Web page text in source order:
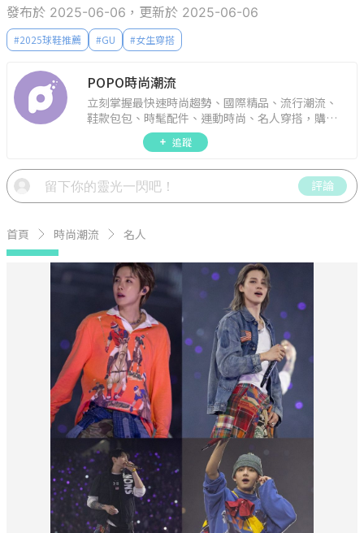
發布於 2025-06-06，更新於 2025-06-06
#2025球鞋推薦 #GU #女生穿搭
POPO時尚潮流
立刻掌握最快速時尚趨勢、國際精品、流行潮流、
鞋款包包、時髦配件、運動時尚、名人穿搭，購物
追蹤
評論
首頁 時尚潮流 名人